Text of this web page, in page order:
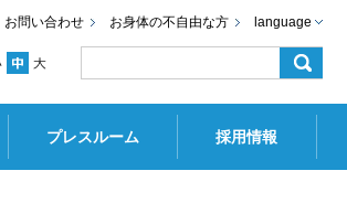
お問い合わせ お身体の不自由な方 language
プレスルーム 採用情報